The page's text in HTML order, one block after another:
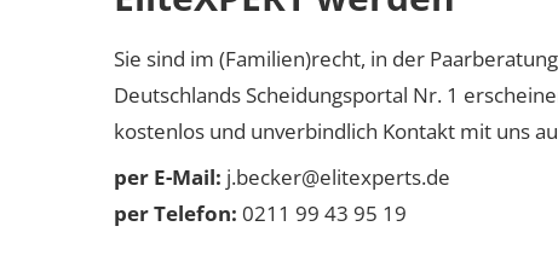
Sie sind im (Familien)recht, in der
Deutschlands Scheidungsportal Nr. 1
kostenlos und unverbindlich Kontakt mit uns
per E-Mail: j.becker@elitexperts.de
per Telefon: 0211 99 43 95 19